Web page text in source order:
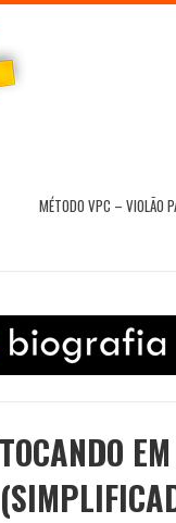
MÉTODO VPC – VIOLÃO